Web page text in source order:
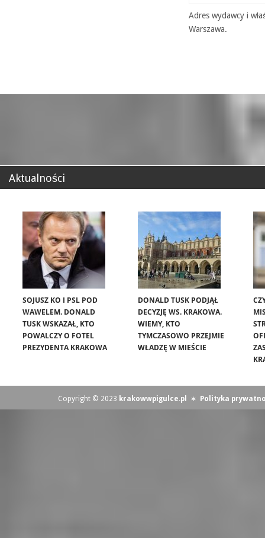
Adres wydawcy i
Warszawa.
Aktualności
SOJUSZ KO I PSL POD
WAWELEM. DONALD
TUSK WSKAZAŁ, KTO
POWALCZY O FOTEL
PREZYDENTA KRAKOWA
DONALD TUSK PODJĄŁ
DECYZJĘ WS. KRAKOWA.
WIEMY, KTO
TYMCZASOWO PRZEJMIE
WŁADZĘ W MIEŚCIE
Copyright © 2023 krakowwpigulce.pl ∗ Polityka